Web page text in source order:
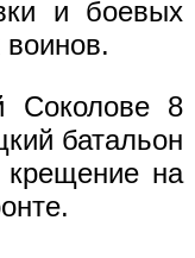
и боевых
воинов.
Соколове 8
батальон
крещение на